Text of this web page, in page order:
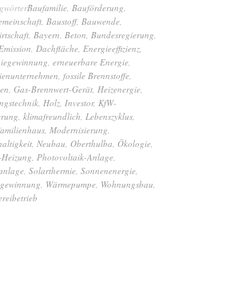
Baufamilie Bauförderung
Baustoff, Bauwende
Bayern Beton Bundesregierung
Dachfläche Energieeffizienz
erneuerbare Energie
fossile Brennstoffe
Gas-Brennwert-Gerät Heizenergie
Holz Investor, KfW-
klimafreundlich Lebenszyklus
Modernisierung
Neubau Oberthulba Ökologie
Photovoltaik-Anlage
Solarthermie Sonnenenergie
Wärmepumpe Wohnungsbau